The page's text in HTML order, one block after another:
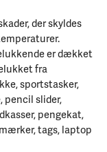
der skyldes
er dækket
fra
sportstasker,
pencil slider,
pengekat,
tags, laptop